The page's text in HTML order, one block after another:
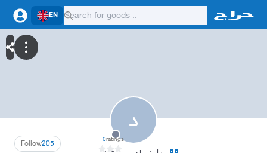
EN
د
205
Follow 0ratings